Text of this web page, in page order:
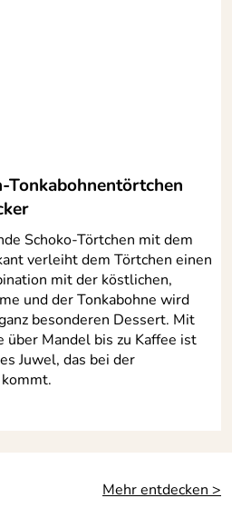
Tonkabohnentörtchen
Schoko-Törtchen mit dem
verleiht dem Törtchen einen
mit der köstlichen,
und der Tonkabohne wird
besonderen Dessert. Mit
Mandel bis zu Kaffee ist
Juwel, das bei der
Mehr entdecken >